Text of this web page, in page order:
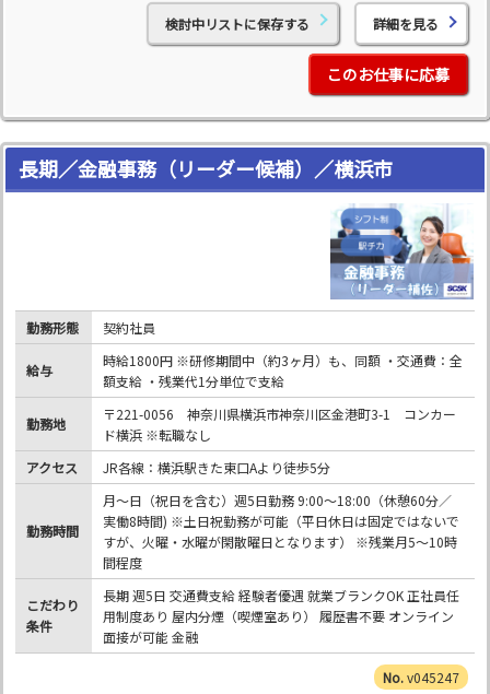
検討中リストに保存する 詳細を見る
このお仕事に応募
長期／金融事務（リーダー候補）／横浜市
勤務形態 契約社員
給与
時給1800円 ※研修期間中（約3ヶ月）も、同額 ・交通費：全
額支給 ・残業代1分単位で支給
勤務地
〒221-0056 神奈川県横浜市神奈川区金港町3-1 コンカー
ド横浜 ※転職なし
アクセス
JR各線：横浜駅きた東口Aより徒歩5分
勤務時間
月～日（祝日を含む）週5日勤務 9:00～18:00（休憩60分／
実働8時間) ※土日祝勤務が可能（平日休日は固定ではないで
すが、火曜・水曜が閑散曜日となります） ※残業月5～10時
間程度
こだわり
条件
長期 週5日 交通費支給 経験者優遇 就業ブランクOK 正社員任
用制度あり 屋内分煙（喫煙室あり） 履歴書不要 オンライン
面接が可能 金融
v045247